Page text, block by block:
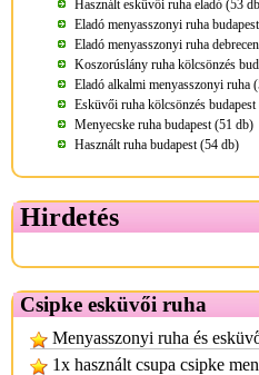
Használt esküvői ruha eladó (53
Eladó menyasszonyi ruha
Eladó menyasszonyi ruha
Koszorúslány ruha kölcsönzés
Eladó alkalmi menyasszonyi ruha
Esküvői ruha kölcsönzés
Menyecske ruha budapest (51 db)
Használt ruha budapest (54 db)
Hirdetés
Csipke esküvői ruha
Menyasszonyi ruha és
1x használt csupa csipke